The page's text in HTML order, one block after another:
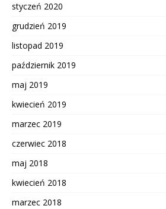
styczeń 2020
grudzień 2019
listopad 2019
październik 2019
maj 2019
kwiecień 2019
marzec 2019
czerwiec 2018
maj 2018
kwiecień 2018
marzec 2018